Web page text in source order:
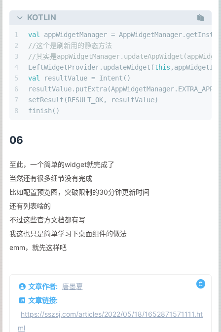
KOTLIN
1
2
3
4
5
6
7
8
val
appWidgetManager =
//这个是刷新用的静态方法
//其实是
LeftWidgetProvider.updateWidget(this
val
resultValue = Intent()
setResult(RESULT_OK, resultValue)
finish()
06
至此，一个简单的widget就完成了
当然还有很多细节没有完成
比如配置预览图，突破限制的30分钟更新时间
还有列表啥的
不过这些官方文档都有写
我这也只是简单学习下桌面组件的做法
emm，就先这样吧
文章作者: 唐墨夏
文章链接:
https://sszsj.com/articles/2022/05/18/1652871571111.ht
ml